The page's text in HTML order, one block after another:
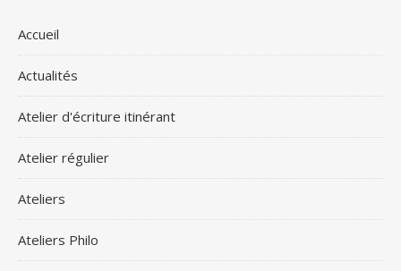
Accueil
Actualités
Atelier d'écriture itinérant
Atelier régulier
Ateliers
Ateliers Philo